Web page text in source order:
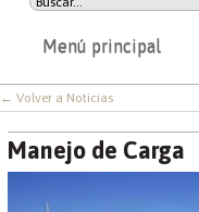
Menú principal
← Volver a Noticias
Manejo de Carga